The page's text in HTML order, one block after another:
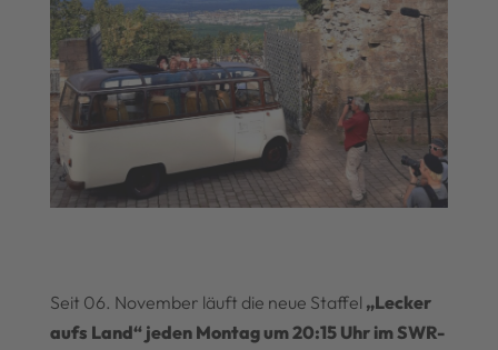
Seit 06. November läuft die neue Staffel „Lecker
aufs Land“ jeden Montag um 20:15 Uhr im SWR-